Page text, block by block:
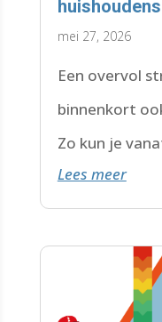
huishoudens
mei 27, 2026
Een overvol
binnenkort
Zo kun je
krijgen met
Lees meer